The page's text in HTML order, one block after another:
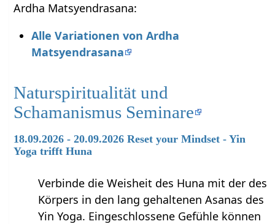
Ardha Matsyendrasana:
Alle Variationen von Ardha
Matsyendrasana
Naturspiritualität und
Schamanismus Seminare
18.09.2026 - 20.09.2026 Reset your Mindset - Yin
Yoga trifft Huna
Verbinde die Weisheit des Huna mit der des
Körpers in den lang gehaltenen Asanas des
Yin Yoga. Eingeschlossene Gefühle können